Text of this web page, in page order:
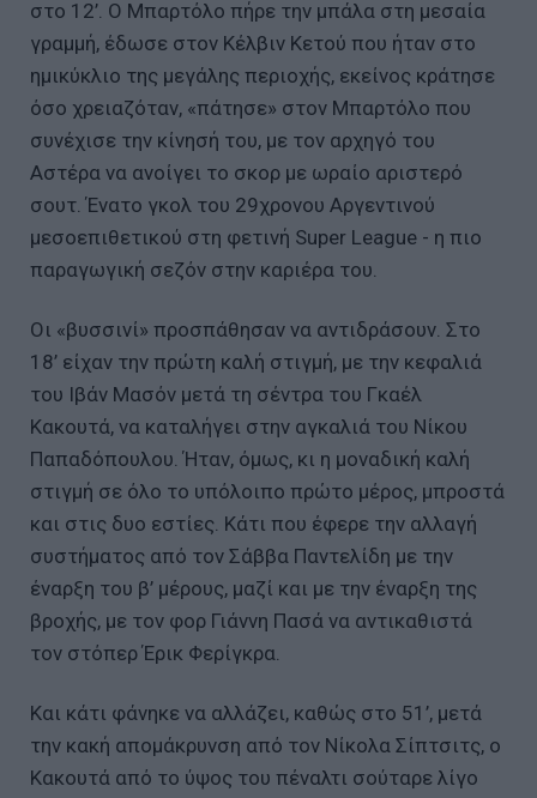
στο 12’. Ο Μπαρτόλο πήρε την μπάλα στη μεσαία
γραμμή, έδωσε στον Κέλβιν Κετού που ήταν στο
ημικύκλιο της μεγάλης περιοχής, εκείνος κράτησε
όσο χρειαζόταν, «πάτησε» στον Μπαρτόλο που
συνέχισε την κίνησή του, με τον αρχηγό του
Αστέρα να ανοίγει το σκορ με ωραίο αριστερό
σουτ. Ένατο γκολ του 29χρονου Αργεντινού
μεσοεπιθετικού στη φετινή Super League - η πιο
παραγωγική σεζόν στην καριέρα του.
Οι «βυσσινί» προσπάθησαν να αντιδράσουν. Στο
18’ είχαν την πρώτη καλή στιγμή, με την κεφαλιά
του Ιβάν Μασόν μετά τη σέντρα του Γκαέλ
Κακουτά, να καταλήγει στην αγκαλιά του Νίκου
Παπαδόπουλου. Ήταν, όμως, κι η μοναδική καλή
στιγμή σε όλο το υπόλοιπο πρώτο μέρος, μπροστά
και στις δυο εστίες. Κάτι που έφερε την αλλαγή
συστήματος από τον Σάββα Παντελίδη με την
έναρξη του β’ μέρους, μαζί και με την έναρξη της
βροχής, με τον φορ Γιάννη Πασά να αντικαθιστά
τον στόπερ Έρικ Φερίγκρα.
Και κάτι φάνηκε να αλλάζει, καθώς στο 51’, μετά
την κακή απομάκρυνση από τον Νίκολα Σίπτσιτς, ο
Κακουτά από το ύψος του πέναλτι σούταρε λίγο